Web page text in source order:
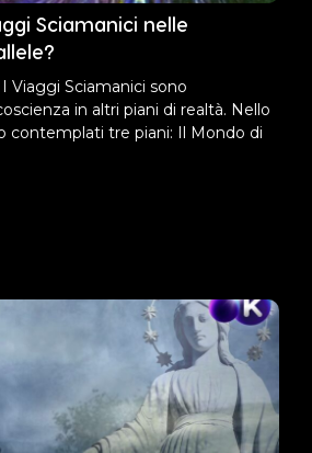
Sciamanici nelle
Viaggi Sciamanici sono
in altri piani di realtà. Nello
contemplati tre piani: Il Mondo di